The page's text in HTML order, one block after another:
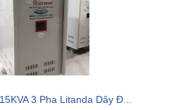
3 Pha Litanda Dây Đ...